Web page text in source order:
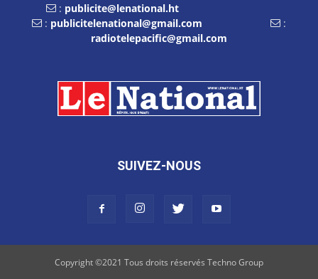
: publicite@lenational.ht
: publicitelenational@gmail.com
:
radiotelepacific@gmail.com
SUIVEZ-NOUS
Copyright ©2021 Tous droits réservés Techno Group